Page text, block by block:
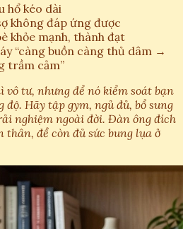
hổ kéo dài
không đáp ứng được
khỏe mạnh, thành đạt
“càng buồn càng thủ dâm →
trầm cảm”
tư, nhưng để nó kiểm soát bạn
Hãy tập gym, ngủ đủ, bổ sung
nghiệm ngoài đời. Đàn ông đích
để còn đủ sức bung lụa ở